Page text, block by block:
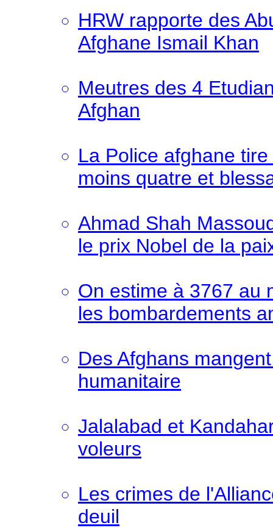
HRW rapporte des
Afghane Ismail Khan
Meutres des 4
Afghan
La Police afghane
moins quatre et
Ahmad Shah
le prix Nobel de la
On estime à 3767 au
les bombardements
Des Afghans
humanitaire
Jalalabad et
voleurs
Les crimes de
deuil